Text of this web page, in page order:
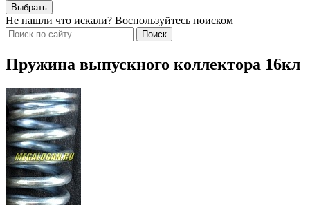
Не нашли что искали? Воспользуйтесь поиском
Пружина выпускного коллектора 16кл